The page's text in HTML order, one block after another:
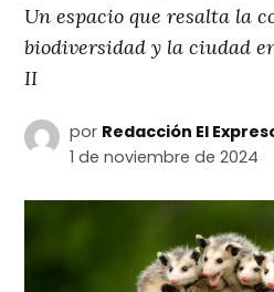
Un espacio que resalta la
biodiversidad y la ciudad
II
por Redacción El
1 de noviembre de 2024